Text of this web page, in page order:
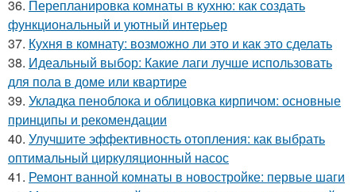
36. Перепланировка комнаты в кухню: как создать
функциональный и уютный интерьер
37. Кухня в комнату: возможно ли это и как это сделать
38. Идеальный выбор: Какие лаги лучше использовать
для пола в доме или квартире
39. Укладка пеноблока и облицовка кирпичом: основные
принципы и рекомендации
40. Улучшите эффективность отопления: как выбрать
оптимальный циркуляционный насос
41. Ремонт ванной комнаты в новостройке: первые шаги